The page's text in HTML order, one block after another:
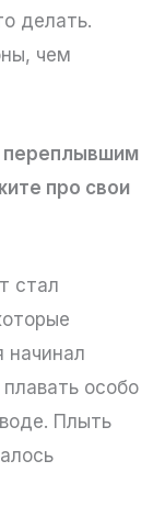
делать.
чем
переплывшим
про свои
стал
начинал
особо
Плыть